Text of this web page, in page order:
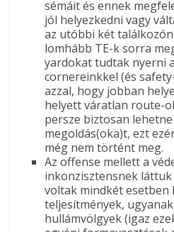
sémáit és ennek
jól helyezkedni vagy
az utóbbi két
lomhább TE-k sorra
yardokat tudtak nyerni
cornereinkkel (és
azzal, hogy jobban
helyett váratlan route-
persze biztosan
megoldás(oka)t, ezt
még nem történt meg.
Az offense mellett a
inkonzisztensnek láttuk
voltak mindkét esetben
teljesítmények,
hullámvölgyek (igaz